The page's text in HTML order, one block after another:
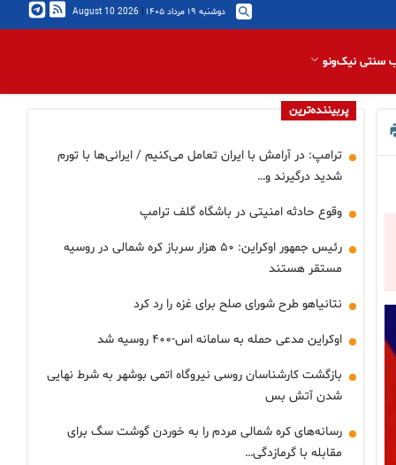
دوشنبه ۱۹ مرداد ۱۴۰۵ |
2026 August 10
سنتی نیک‌ونو
پربیننده‌ترین
ترامپ: در آرامش با ایران تعامل می‌کنیم / ایرانی‌ها با تورم
شدید درگیرند و…
وقوع حادثه امنیتی در باشگاه گلف ترامپ
رئیس جمهور اوکراین: ۵۰ هزار سرباز کره شمالی در روسیه
مستقر هستند
نتانیاهو طرح شورای صلح برای غزه را رد کرد
اوکراین مدعی حمله به سامانه اس-۴۰۰ روسیه شد
بازگشت کارشناسان روسی نیروگاه اتمی بوشهر به شرط نهایی
شدن آتش بس
رسانه‌های کره شمالی مردم را به خوردن گوشت سگ برای
مقابله با گرمازدگی…